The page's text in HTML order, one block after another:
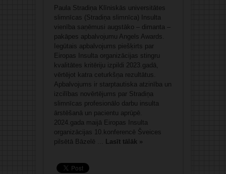
Paula Stradiņa Klīniskās universitātes
slimnīcas (Stradiņa slimnīca) Insulta
vienība saņēmusi augstāko – dimanta –
pakāpes apbalvojumu Angels Awards.
Iegūtais apbalvojums piešķirts par
Eiropas Insulta organizācijas stingru
kvalitātes kritēriju izpildi 2023.gadā,
vērtējot katra ceturkšņa rezultātus.
Apbalvojums ir starptautiska atzinība un
izcilības novērtējums par Stradiņa
slimnīcas profesionālo darbu insulta
ārstēšanā un pacientu aprūpē.
2024.gada maijā Eiropas Insulta
organizācijas 10.konferencē Šveices
pilsētā Bāzelē ... Lasīt tālāk »